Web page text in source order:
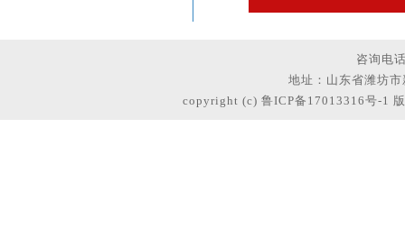
咨询电
地址： 山东省潍坊
copyright (c) 鲁ICP备17013316号-1